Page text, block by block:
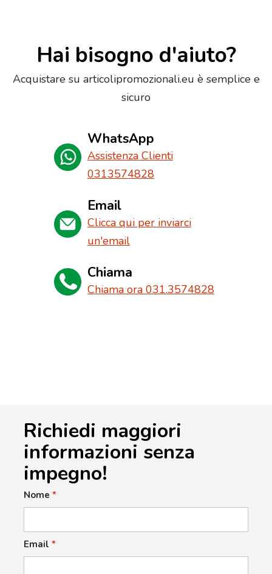
Hai bisogno d'aiuto?
Acquistare su articolipromozionali.eu è semplice e
sicuro
WhatsApp
Assistenza Clienti
0313574828
Email
Clicca qui per inviarci
un'email
Chiama
Chiama ora 031.3574828
Richiedi maggiori
informazioni senza
impegno!
Nome *
Email *